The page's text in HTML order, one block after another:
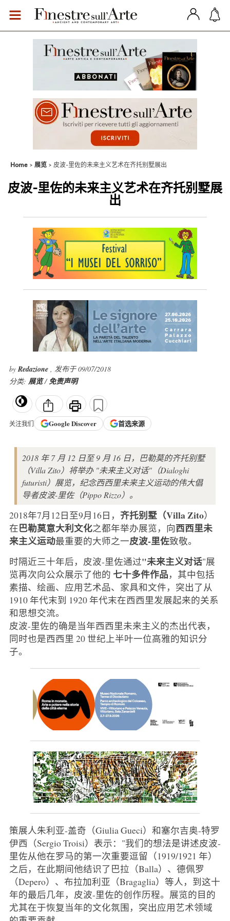
Home 展览 皮波-里佐的未来主义艺术在齐托别墅展出
皮波-里佐的未来主义艺术在齐托别墅展
出
byRedazione , 发布于 09/07/2018
分类: 展览/免责声明
关注我们 GoogleDiscover 首选来源
2018 年 7 月 12 日至 9 月 16 日，巴勒莫的齐托别墅
（Villa Zito）将举办 "未来主义对话"（Dialoghi
futuristi）展览，纪念西西里未来主义运动的伟大倡
导者皮波-里佐（Pippo Rizzo）。
2018年7月12日至9月16日， 齐托别墅（Villa Zito）
在巴勒莫意大利文化之都年举办展览，向西西里未
来主义运动最重要的大师之一皮波-里佐致敬。
时隔近三十年后，皮波-里佐通过"未来主义对话"展
览再次向公众展示了他的 七十多件作品，其中包括
素描、绘画、应用艺术品、家具和文件，突出了从
1910 年代末到 1920 年代末在西西里发展起来的关系
和思想交流。
皮波-里佐的确是当年西西里未来主义的杰出代表，
同时也是西西里 20 世纪上半叶一位高雅的知识分
子。
策展人朱利亚-盖奇（Giulia Gueci）和塞尔吉奥-特罗
伊西（Sergio Troisi）表示："我们的想法是讲述皮波-
里佐从他在罗马的第一次重要逗留（1919/1921 年）
之后，在此期间他结识了巴拉（Balla）、德佩罗
（Depero）、布拉加利亚（Bragaglia）等人，到这十
年的最后几年，皮波-里佐的创作历程。展览的目的
尤其在于恢复当年的文化氛围，突出应用艺术领域